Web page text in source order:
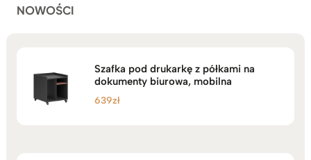
NOWOŚCI
Szafka pod drukarkę z półkami na
dokumenty biurowa, mobilna
639zł